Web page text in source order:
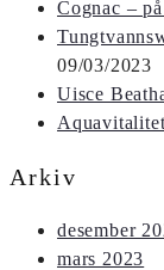
Cognac –
09/03/2023
Uisce
Aquavitalitet
Arkiv
desember
mars 2023